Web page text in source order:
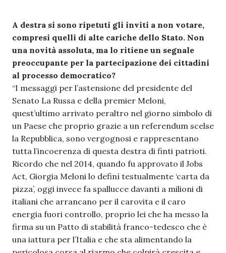
A destra si sono ripetuti gli inviti a non votare,
compresi quelli di alte cariche dello Stato. Non
una novità assoluta, ma lo ritiene un segnale
preoccupante per la partecipazione dei cittadini
al processo democratico?
“I messaggi per l’astensione del presidente del
Senato La Russa e della premier Meloni,
quest’ultimo arrivato peraltro nel giorno simbolo di
un Paese che proprio grazie a un referendum scelse
la Repubblica, sono vergognosi e rappresentano
tutta l’incoerenza di questa destra di finti patrioti.
Ricordo che nel 2014, quando fu approvato il Jobs
Act, Giorgia Meloni lo definì testualmente ‘carta da
pizza’, oggi invece fa spallucce davanti a milioni di
italiani che arrancano per il carovita e il caro
energia fuori controllo, proprio lei che ha messo la
firma su un Patto di stabilità franco-tedesco che è
una iattura per l’Italia e che sta alimentando la